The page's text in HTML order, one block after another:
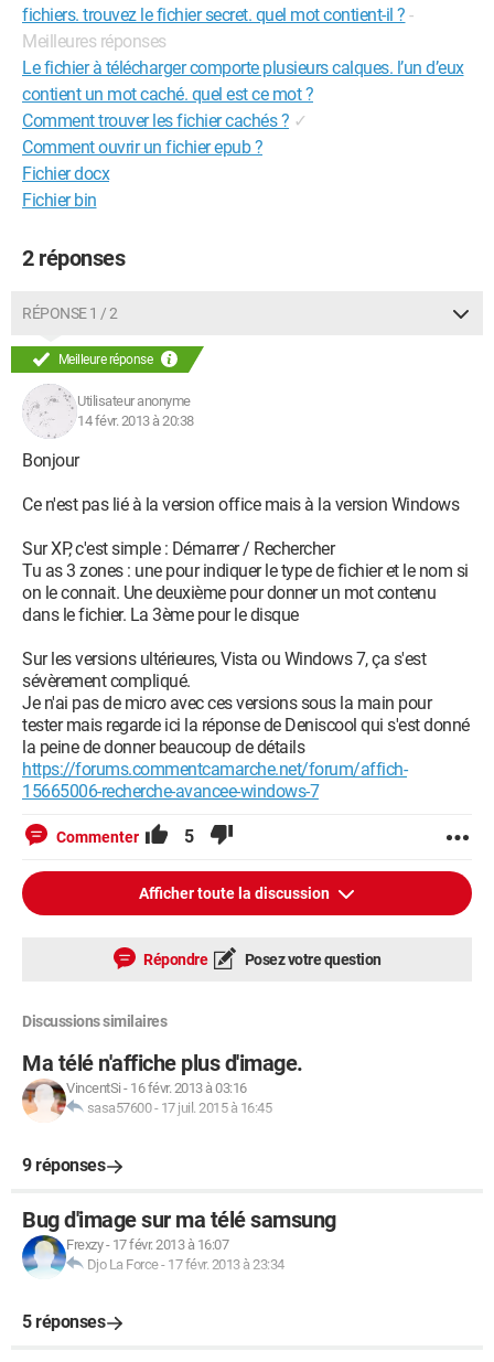
fichiers. trouvez le fichier secret. quel mot contient-il ? -
Meilleures réponses
Le fichier à télécharger comporte plusieurs calques. l’un d’eux
contient un mot caché. quel est ce mot ?
Comment trouver les fichier cachés ? ✓
Comment ouvrir un fichier epub ?
Fichier docx
Fichier bin
2 réponses
RÉPONSE 1 / 2
Meilleure réponse
Utilisateur anonyme
14 févr. 2013 à 20:38
Bonjour
Ce n'est pas lié à la version office mais à la version Windows
Sur XP, c'est simple : Démarrer / Rechercher
Tu as 3 zones : une pour indiquer le type de fichier et le nom si
on le connait. Une deuxième pour donner un mot contenu
dans le fichier. La 3ème pour le disque
Sur les versions ultérieures, Vista ou Windows 7, ça s'est
sévèrement compliqué.
Je n'ai pas de micro avec ces versions sous la main pour
tester mais regarde ici la réponse de Deniscool qui s'est donné
la peine de donner beaucoup de détails
https://forums.commentcamarche.net/forum/affich-
15665006-recherche-avancee-windows-7
Commenter 5
Afficher toute la discussion
Répondre Posez votre question
Discussions similaires
Ma télé n'affiche plus d'image.
VincentSi - 16 févr. 2013 à 03:16
sasa57600- 17 juil. 2015 à 16:45
9 réponses
Bug d'image sur ma télé samsung
Frexzy- 17 févr. 2013 à 16:07
Djo La Force- 17 févr. 2013 à 23:34
5 réponses